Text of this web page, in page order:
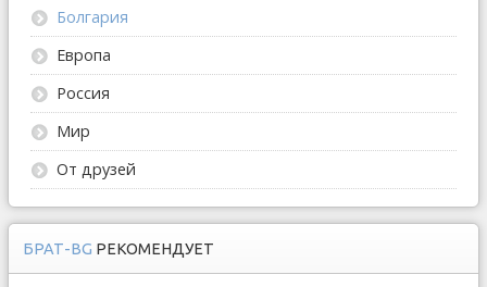
Болгария
Европа
Россия
Мир
От друзей
БРАТ-BG РЕКОМЕНДУЕТ